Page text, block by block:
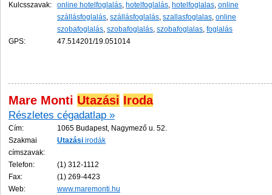
Kulcsszavak:
online hotelfoglalás, hotelfoglalás, hotelfoglalas, online
szállásfoglalás, szállásfoglalás, szallasfoglalas, online
szobafoglalás, szobafoglalás, szobafoglalas, foglalás
GPS:
47.514201/19.051014
Mare Monti Utazási Iroda
Részletes cégadatlap »
Cím:
1065 Budapest, Nagymező u. 52.
Szakmai
címszavak:
Utazási irodák
Telefon:
(1) 312-1112
Fax:
(1) 269-4423
Web:
www.maremonti.hu